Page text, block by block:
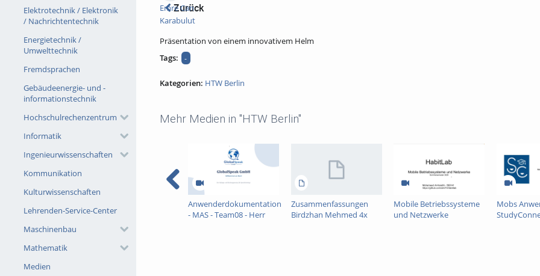
Elektrotechnik / Elektronik
/ Nachrichtentechnik
Energietechnik /
Umwelttechnik
Fremdsprachen
Gebäudeenergie- und -
informationstechnik
Hochschulrechenzentrum
Informatik
Ingenieurwissenschaften
Kommunikation
Kulturwissenschaften
Lehrenden-Service-Center
Maschinenbau
Mathematik
Medien
Zurück
Emre Can
Karabulut
Präsentation von einem innovativem Helm
Tags:
-
Kategorien: HTW Berlin
Mehr Medien in "HTW Berlin"
Anwenderdokumentation
- MAS - Team08 - Herr
Zusammenfassungen
Birdzhan Mehmed 4x
Mobile Betriebssysteme
und Netzwerke
Mobs